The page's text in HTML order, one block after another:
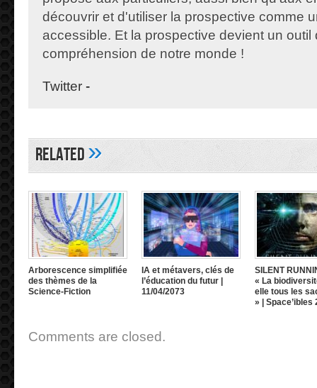
découvrir et d'utiliser la prospective comme
accessible. Et la prospective devient un outil
compréhension de notre monde !
Twitter -
Related»
Arborescence simplifiée
des thèmes de la
Science-Fiction
IA et métavers, clés de
l’éducation du futur |
11/04/2073
SILENT
« La
elle tous les
» | Space’ibles
Comments are closed.